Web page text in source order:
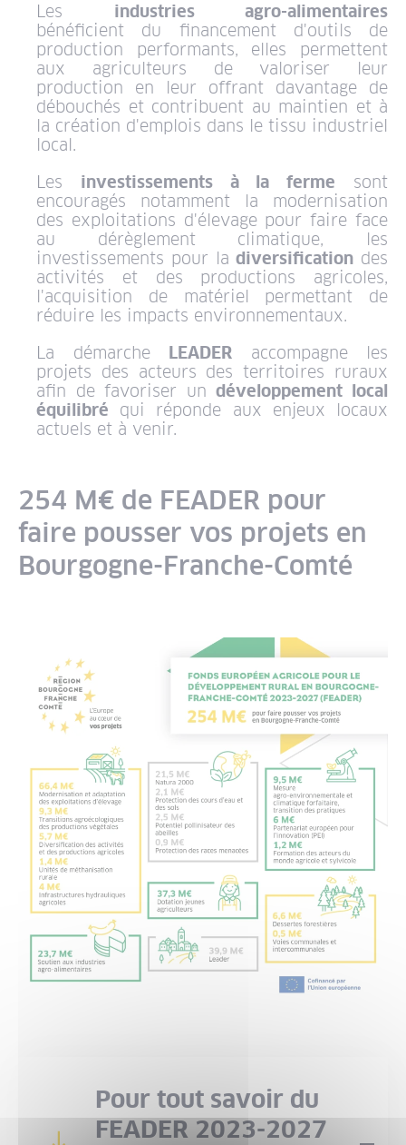
Les industries agro-alimentaires
bénéficient du financement d'outils de
production performants, elles permettent
aux agriculteurs de valoriser leur
production en leur offrant davantage de
débouchés et contribuent au maintien et à
la création d'emplois dans le tissu industriel
local.
Les investissements à la ferme sont
encouragés notamment la modernisation
des exploitations d'élevage pour faire face
au dérèglement climatique, les
investissements pour ladiversification des
activités et des productions agricoles,
l'acquisition de matériel permettant de
réduire les impacts environnementaux.
La démarche LEADER accompagne les
projets des acteurs des territoires ruraux
afin de favoriser undéveloppement local
équilibré qui réponde aux enjeux locaux
actuels et à venir.
254 M€ de FEADER pour
faire pousser vos projets en
Bourgogne-Franche-Comté
Pour tout savoir du
FEADER 2023-2027